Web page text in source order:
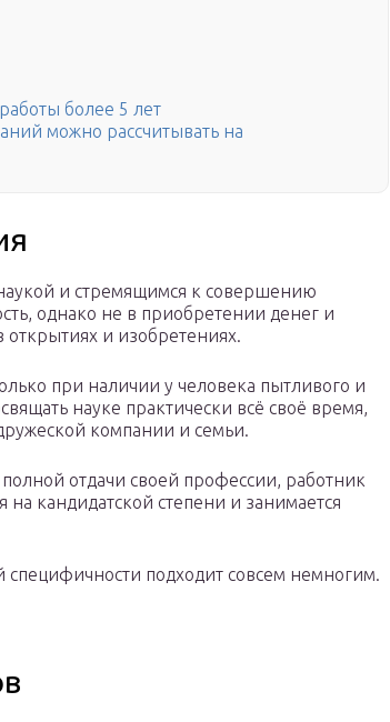
более 5 лет
можно рассчитывать на
и стремящимся к совершению
однако не в приобретении денег и
и изобретениях.
при наличии у человека пытливого и
науке практически всё своё время,
компании и семьи.
отдачи своей профессии, работник
на кандидатской степени и занимается
специфичности подходит совсем немногим.